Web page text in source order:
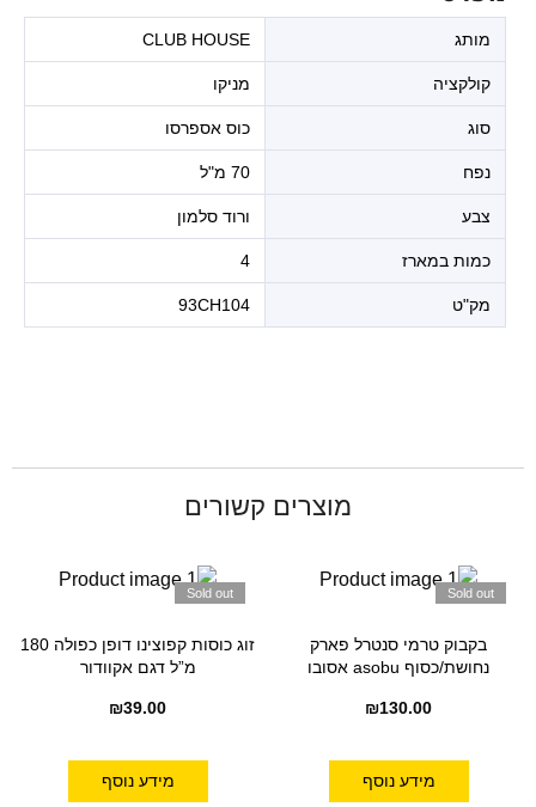
מותג CLUB HOUSE
קולקציה מניקו
סוג כוס אספרסו
נפח 70 מ"ל
צבע ורוד סלמון
כמות במארז 4
מק"ט 93CH104
מוצרים קשורים
Sold out
בקבוק טרמי סנטרל פארק
נחושת/כסוף asobu אסובו
₪130.00
מידע נוסף
Sold out
זוג כוסות קפוצינו דופן כפולה 180
מ”ל דגם אקוודור
₪39.00
מידע נוסף